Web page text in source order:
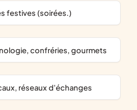
festives (soirées.)
confréries, gourmets
réseaux d'échanges